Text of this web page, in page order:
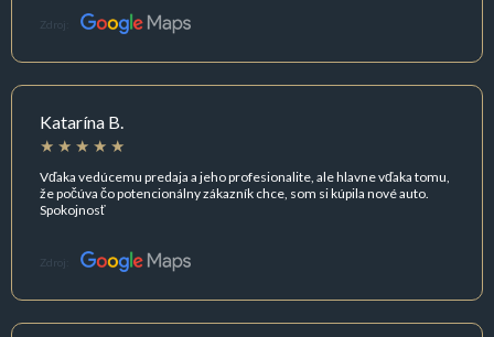
Zdroj:
Katarína B.
Vďaka vedúcemu predaja a jeho profesionalite, ale hlavne vďaka tomu,
že počúva čo potencionálny zákazník chce, som si kúpila nové auto.
Spokojnosť
Zdroj: